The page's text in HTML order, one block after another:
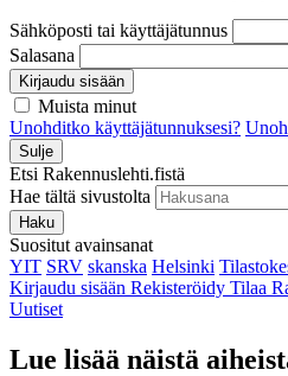
Sähköposti tai käyttäjätunnus
Salasana
Kirjaudu sisään
Muista minut
Unohditko käyttäjätunnuksesi?
Sulje
Etsi Rakennuslehti.fistä
Hae tältä sivustolta
Haku
Suositut avainsanat
YIT SRV skanska Helsinki
Kirjaudu sisään Rekisteröidy Tilaa
Uutiset
Lue lisää näistä